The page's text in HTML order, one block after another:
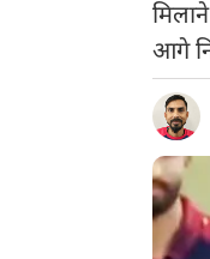
आगे